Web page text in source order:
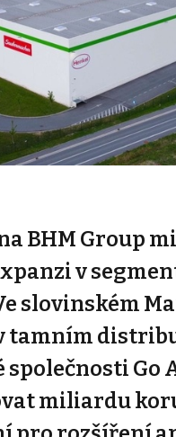
BHM Group
v
slovinském
tamním
Go
miliardu